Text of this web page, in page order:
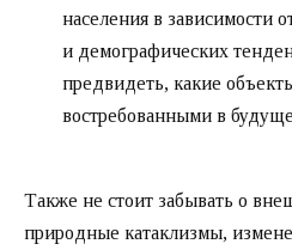
населения в зависимости
и демографических
предвидеть, какие
востребованными в
Также не стоит забывать о
природные катаклизмы,